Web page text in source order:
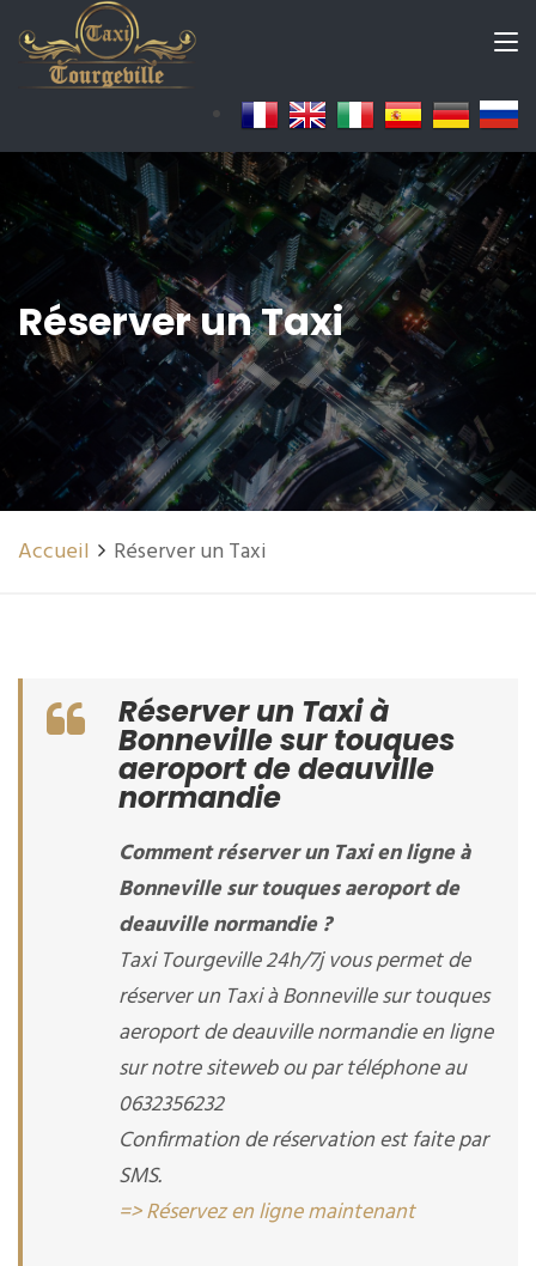
Réserver un Taxi
Accueil Réserver un Taxi
Réserver un Taxi à
Bonneville sur touques
aeroport de deauville
normandie
Comment réserver un Taxi en ligne à
Bonneville sur touques aeroport de
deauville normandie ?
Taxi Tourgeville 24h/7j vous permet de
réserver un Taxi à Bonneville sur touques
aeroport de deauville normandie en ligne
sur notre siteweb ou par téléphone au
0632356232
Confirmation de réservation est faite par
SMS.
=> Réservez en ligne maintenant